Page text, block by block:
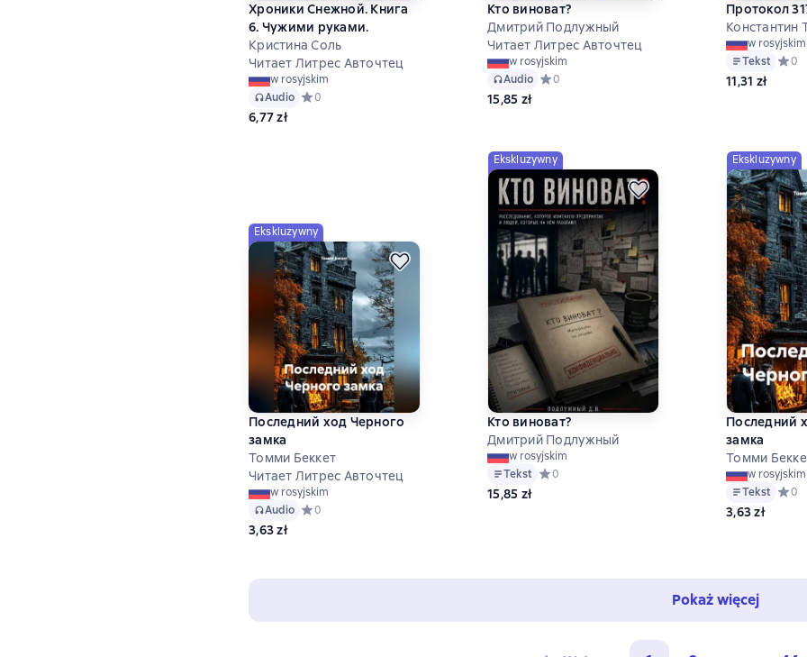
Хроники Снежной. Книга
6. Чужими руками.
Кристина Соль
Читает Литрес Авточтец
w rosyjskim
Audio Средний рейтинг 0 на основе 0 оценок
0
6,77 zł
Кто виноват?
Дмитрий Подлужный
Читает Литрес Авточтец
w rosyjskim
Audio Средний рейтинг 0 на основе 0 оценок
0
15,85 zł
Протокол
Константин
w rosyjskim
Tekst
0
11,31 zł
Ekskluzywny
Последний ход Черного
замка
Томми Беккет
Читает Литрес Авточтец
w rosyjskim
Audio Средний рейтинг 0 на основе 0 оценок
0
3,63 zł
Ekskluzywny
Кто виноват?
Дмитрий Подлужный
w rosyjskim
Tekst Средний рейтинг 0 на основе 0 оценок
0
15,85 zł
Ekskluzywny
Последний
замка
Томми
w rosyjskim
Tekst
0
3,63 zł
Pokaż więcej